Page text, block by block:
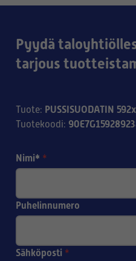
Pyydä
tarjous
Tuote: PUSSISUODATIN
Tuotekoodi:
Nimi* *
Puhelinnumero
Sähköposti *